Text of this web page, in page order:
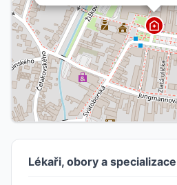
Lékaři, obory a